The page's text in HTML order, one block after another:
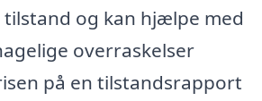
og kan hjælpe med
overraskelser
på en tilstandsrapport